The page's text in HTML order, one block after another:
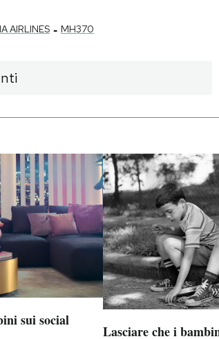
AIRLINES - MH370
sui social
Lasciare che i